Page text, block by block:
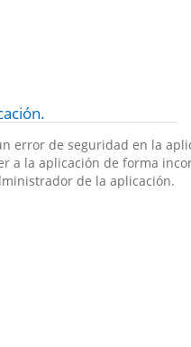
error de seguridad en la
a la aplicación de forma
de la aplicación.